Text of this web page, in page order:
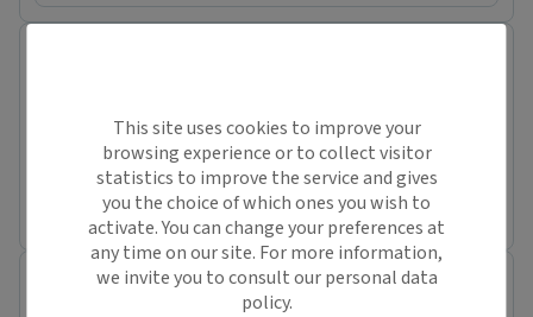
44250 Saint-Brevin-les-Pins
Conventionné secteur 1
Pas de nouveaux patients
Prochaine disponibilité le :
mardi 18 août
Dr. Véronique DAVIERE
This site uses cookies to improve your
browsing experience or to collect visitor
statistics to improve the service and gives
you the choice of which ones you wish to
activate. You can change your preferences at
any time on our site. For more information,
we invite you to consult our personal data
policy.